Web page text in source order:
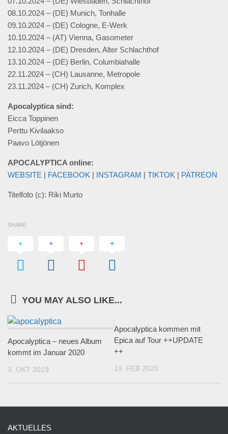
08.10.2024 – (DE) Munich, Tonhalle
09.10.2024 – (DE) Cologne, E-Werk
10.10.2024 – (AT) Vienna, Gasometer
12.10.2024 – (DE) Dresden, Alter Schlachthof
13.10.2024 – (DE) Berlin, Columbiahalle
22.11.2024 – (CH) Lausanne, Metropole
23.11.2024 – (CH) Zurich, Komplex
Apocalyptica sind:
Eicca Toppinen
Perttu Kivilaakso
Paavo Lötjönen
APOCALYPTICA online:
WEBSITE | FACEBOOK | INSTAGRAM | TIKTOK | PATREON
Titelfoto (c): Riki Murto
SHARE
YOU MAY ALSO LIKE...
Apocalyptica – neues Album
kommt im Januar 2020
3. OKT 2019
Apocalyptica kommen mit
Epica auf Tour ++UPDATE
++
19. FEB 2020
AKTUELLES